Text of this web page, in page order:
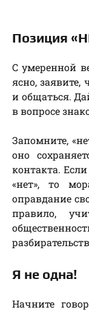
Позиция
С умеренной
ясно, заявите,
и общаться.
в вопросе
Запомните,
оно
контакта.
«нет», то
оправдание
правило,
Я не одна!
Начните